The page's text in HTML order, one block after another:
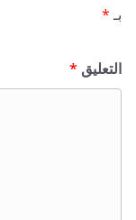
بـ*
التعليق *